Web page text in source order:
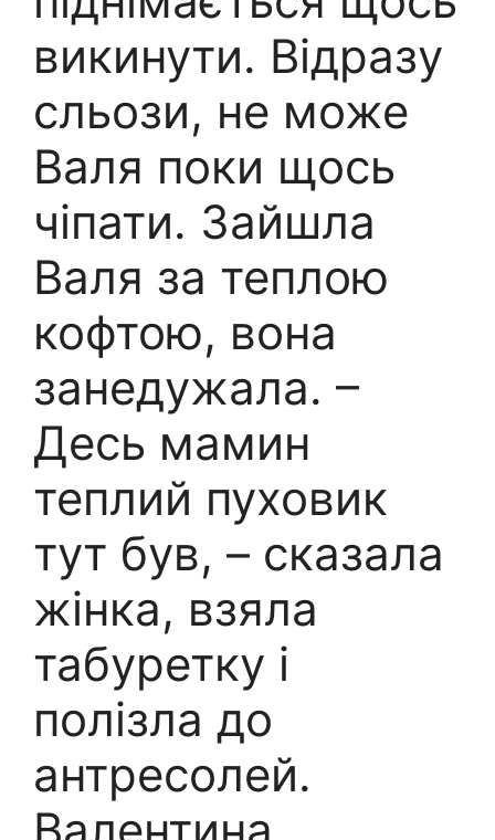
викинути. Відразу
сльози, не може
Валя поки щось
чіпати. Зайшла
Валя за теплою
кофтою, вона
занедужала. –
Десь мамин
теплий пуховик
тут був, – сказала
жінка, взяла
табуретку і
полізла до
антресолей.